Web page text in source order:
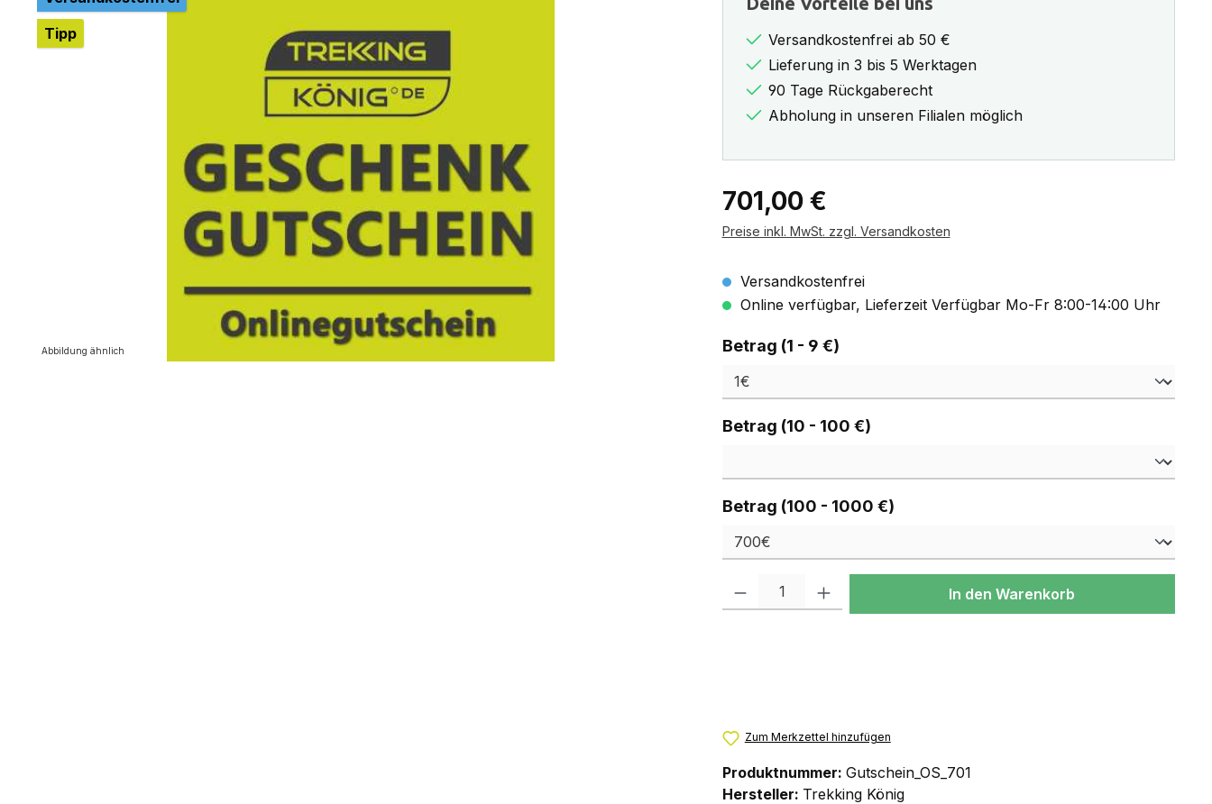
Tipp
Abbildung ähnlich
Versandkostenfrei ab 50 €
Lieferung in 3 bis 5 Werktagen
90 Tage Rückgaberecht
Abholung in unseren Filialen möglich
Regulärer Preis:
701,00 €
Preise inkl. MwSt. zzgl. Versandkosten
Versandkostenfrei
Online verfügbar, Lieferzeit Verfügbar Mo-Fr 8:00-14:00 Uhr
Betrag (1 - 9 €)auswählen
Betrag (10 - 100 €)auswählen
Betrag (100 - 1000 €)auswählen
Produkt Anzahl: Gib den gewünschten Wert ein oder benutze die Schaltflächen
In den Warenkorb
Zum Merkzettel hinzufügen
Produktnummer: Gutschein_OS_701
Hersteller: Trekking König